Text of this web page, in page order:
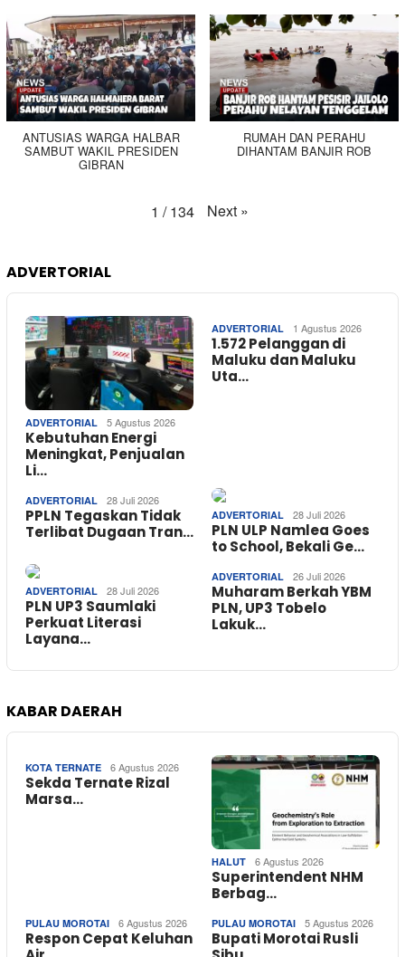
ANTUSIAS WARGA HALBAR
SAMBUT WAKIL PRESIDEN
GIBRAN
RUMAH DAN PERAHU
DIHANTAM BANJIR ROB
1 / 134 Next »
ADVERTORIAL
ADVERTORIAL 5 Agustus 2026
Kebutuhan Energi
Meningkat, Penjualan
Li…
ADVERTORIAL 1 Agustus 2026
1.572 Pelanggan di
Maluku dan Maluku
Uta…
ADVERTORIAL 28 Juli 2026
PPLN Tegaskan Tidak
Terlibat Dugaan Tran…
ADVERTORIAL 28 Juli 2026
PLN ULP Namlea Goes
to School, Bekali Ge…
ADVERTORIAL 28 Juli 2026
PLN UP3 Saumlaki
Perkuat Literasi
Layana…
ADVERTORIAL 26 Juli 2026
Muharam Berkah YBM
PLN, UP3 Tobelo
Lakuk…
KABAR DAERAH
KOTA TERNATE 6 Agustus 2026
Sekda Ternate Rizal
Marsa…
HALUT 6 Agustus 2026
Superintendent NHM
Berbag…
PULAU MOROTAI 6 Agustus 2026
Respon Cepat Keluhan
PULAU MOROTAI 5 Agustus 2026
Bupati Morotai Rusli